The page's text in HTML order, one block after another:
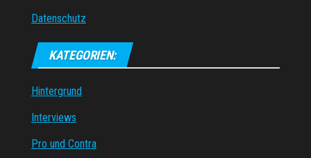
Datenschutz
KATEGORIEN:
Hintergrund
Interviews
Pro und Contra